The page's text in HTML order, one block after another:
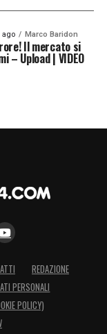
ago Marco Baridon
Il mercato si
– Upload | VIDEO
REDAZIONE
PERSONALI
POLICY)